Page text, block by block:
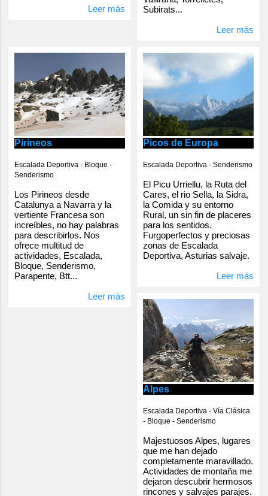
Leer más
Subirats...
Leer más
Pirineos
Escalada Deportiva - Bloque -
Senderismo
Los Pirineos desde
Catalunya a Navarra y la
vertiente Francesa son
increíbles, no hay palabras
para describirlos. Nos
ofrece multitud de
actividades, Escalada,
Bloque, Senderismo,
Parapente, Btt...
Leer más
Picos de Europa
Escalada Deportiva - Senderismo
El Picu Urriellu, la Ruta del
Cares, el rio Sella, la Sidra,
la Comida y su entorno
Rural, un sin fin de placeres
para los sentidos.
Furgoperfectos y preciosas
zonas de Escalada
Deportiva, Asturias salvaje.
Leer más
Alpes
Escalada Deportiva - Vía Clásica
- Bloque - Senderismo
Majestuosos Alpes, lugares
que me han dejado
completamente maravillado.
Actividades de montaña me
dejaron descubrir hermosos
rincones y salvajes parajes.